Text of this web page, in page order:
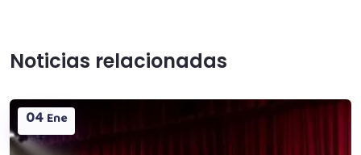
Noticias relacionadas
04 Ene